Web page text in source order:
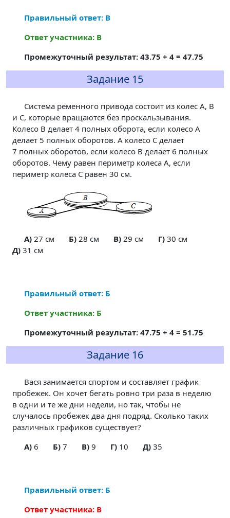
Правильный ответ: В
Ответ участника: В
Промежуточный результат: 43.75 + 4 = 47.75
Задание 15
Система ременного привода состоит из колес A, B
и C, которые вращаются без проскальзывания.
Колесо B делает 4 полных оборота, если колесо A
делает 5 полных оборотов. А колесо C делает
7 полных оборотов, если колесо B делает 6 полных
оборотов. Чему равен периметр колеса A, если
периметр колеса C равен 30 см.
A)27 см Б)28 см В)29 см Г)30 см
Д) 31 см
Правильный ответ: Б
Ответ участника: Б
Промежуточный результат: 47.75 + 4 = 51.75
Задание 16
Вася занимается спортом и составляет график
пробежек. Он хочет бегать ровно три раза в неделю
в одни и те же дни недели, но так, чтобы не
случалось пробежек два дня подряд. Сколько таких
различных графиков существует?
A)6 Б)7 В)9 Г)10 Д)35
Правильный ответ: Б
Ответ участника: В